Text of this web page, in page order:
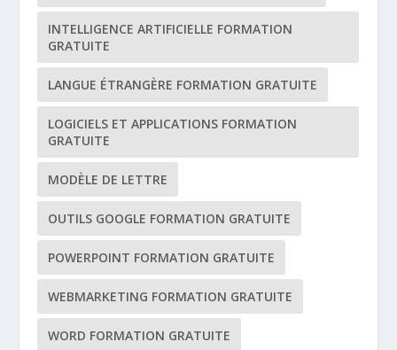
INTELLIGENCE ARTIFICIELLE FORMATION
GRATUITE
LANGUE ÉTRANGÈRE FORMATION GRATUITE
LOGICIELS ET APPLICATIONS FORMATION
GRATUITE
MODÈLE DE LETTRE
OUTILS GOOGLE FORMATION GRATUITE
POWERPOINT FORMATION GRATUITE
WEBMARKETING FORMATION GRATUITE
WORD FORMATION GRATUITE